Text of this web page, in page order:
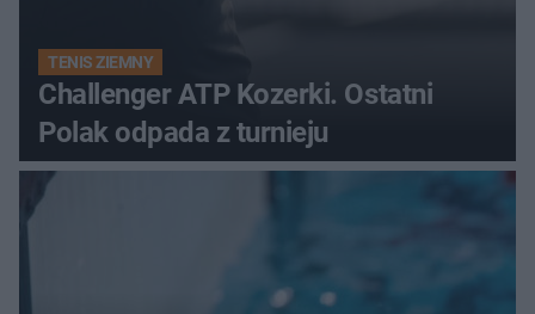
TENIS ZIEMNY
Challenger ATP Kozerki. Ostatni
Polak odpada z turnieju